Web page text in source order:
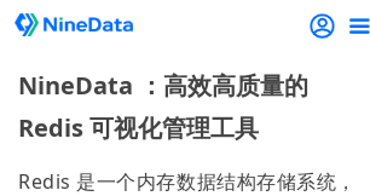
끀
NineData ：高效高质量的
Redis 可视化管理工具
Redis 是一个内存数据结构存储系统，